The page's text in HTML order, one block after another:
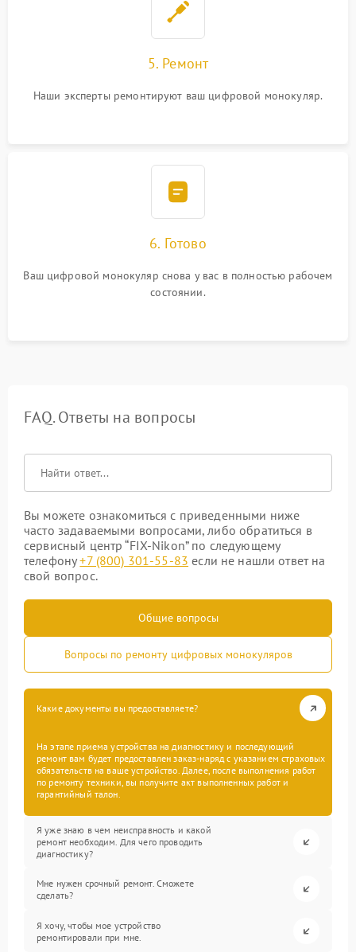
5. Ремонт
Наши эксперты ремонтируют ваш цифровой монокуляр.
6. Готово
Ваш цифровой монокуляр снова у вас в полностью рабочем
состоянии.
FAQ. Ответы на вопросы
Вы можете ознакомиться с приведенными ниже
часто задаваемыми вопросами, либо обратиться в
сервисный центр “FIX-Nikon” по следующему
телефону+7 (800) 301-55-83 если не нашли ответ на
свой вопрос.
Общие вопросы
Вопросы по ремонту цифровых монокуляров
Какие документы вы предоставляете?
На этапе приема устройства на диагностику и последующий
ремонт вам будет предоставлен заказ-наряд с указанием страховых
обязательств на ваше устройство. Далее, после выполнения работ
по ремонту техники, вы получите акт выполненных работ и
гарантийный талон.
Я уже знаю в чем неисправность и какой
ремонт необходим. Для чего проводить
диагностику?
Мне нужен срочный ремонт. Сможете
сделать?
Я хочу, чтобы мое устройство
ремонтировали при мне.